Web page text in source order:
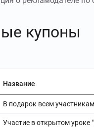
купоны
Название
В подарок всем
Участие в открытом уроке